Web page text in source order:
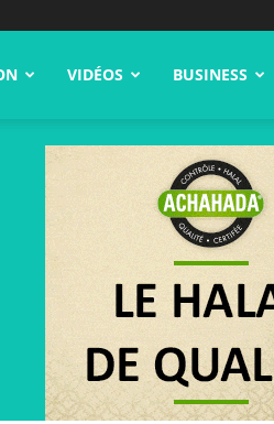
VIDÉOS BUSINESS